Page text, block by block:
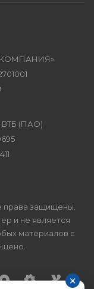
×
ВТБ (ПАО)
права защищены.
и не является
материалов с